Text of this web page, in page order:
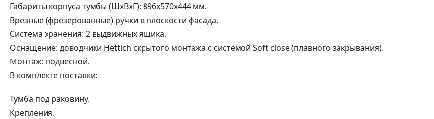
Габариты корпуса тумбы (ШхВхГ): 896х570х444 мм.
Врезные (фрезерованные) ручки в плоскости фасада.
Система хранения: 2 выдвижных ящика.
Оснащение: доводчики Hettich скрытого монтажа с системой Soft close (плавного закрывания).
Монтаж: подвесной.
В комплекте поставки:
Тумба под раковину.
Крепления.